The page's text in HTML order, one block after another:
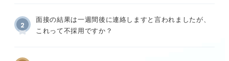
2
面接の結果は一週間後に連絡しますと言われましたが、
これって不採用ですか？